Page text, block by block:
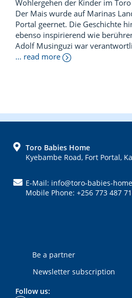
Wohlergehen der Kinder im
Der Mais wurde auf Marinas
Portal geernet. Die Geschichte
ebenso inspirierend wie
Adolf Musinguzi war
... read more
FOOTERToro Babies Home
Kyebambe Road, Fort Portal,
E-Mail: info@toro-babies-
Mobile Phone: +256 773 487
Be a partner
Newsletter subscription
Follow us: